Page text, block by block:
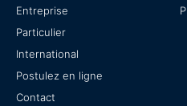
Entreprise
Particulier
International
Postulez en ligne
Contact